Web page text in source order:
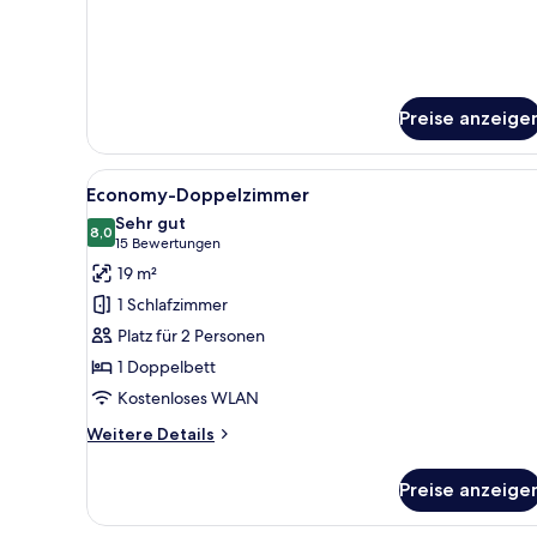
Preise
Alle
Fotos
für
Economy-
Doppelzimmer
anzeigen
Economy-Doppelzimmer |
7
Economy-Doppelzimmer
8,08,0 von 10
Sehr gut
15 Bewertungen
(15
Bewertungen)
19 m²
1 Schlafzimmer
Platz für 2 Personen
1 Doppelbett
Kostenloses WLAN
Weitere Details
Weitere
Doppelzimmer
Preise